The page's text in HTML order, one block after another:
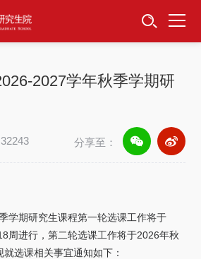
2027学年秋季学期研
32243 分享至：
学期研究生课程第一轮选课工作将于
周进行，第二轮选课工作将于2026年秋
选课相关事宜通知如下：